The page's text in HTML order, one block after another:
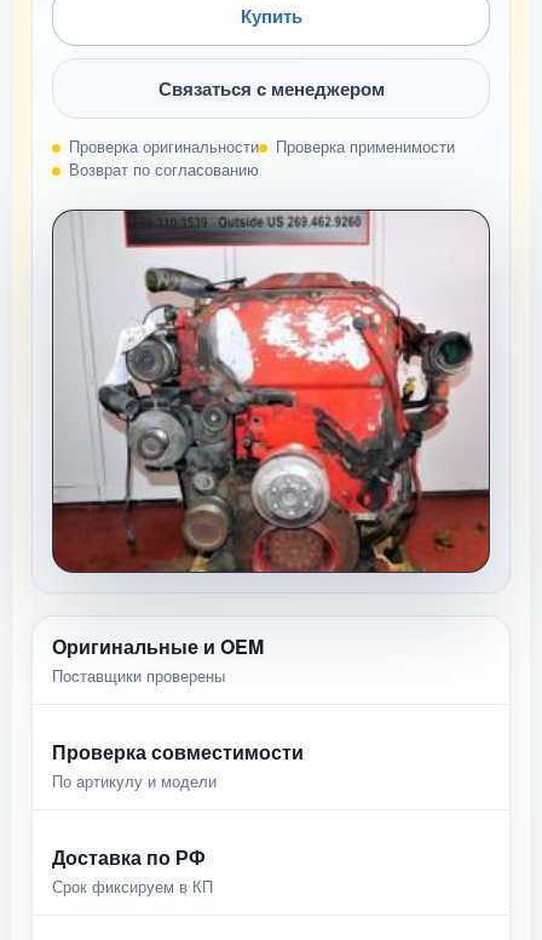
Купить
Связаться с менеджером
Проверка оригинальности
Проверка применимости
Возврат по согласованию
Оригинальные и OEM
Поставщики проверены
Проверка совместимости
По артикулу и модели
Доставка по РФ
Срок фиксируем в КП